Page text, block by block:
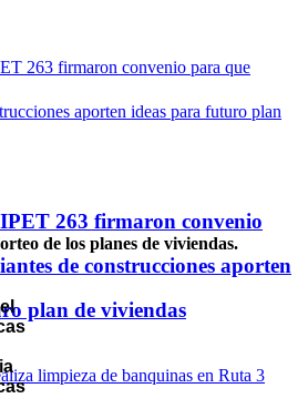
263 firmaron convenio
de construcciones aporten
plan de viviendas
de los planes de viviendas.